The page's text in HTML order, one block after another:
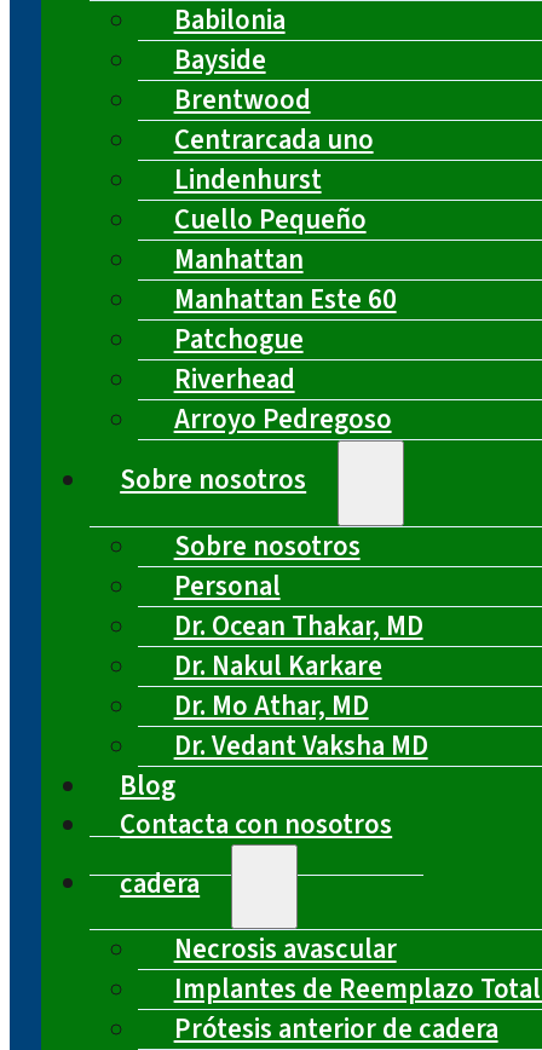
Babilonia
Bayside
Brentwood
Centrarcada uno
Lindenhurst
Cuello Pequeño
Manhattan
Manhattan Este 60
Patchogue
Riverhead
Arroyo Pedregoso
Sobre nosotros
Sobre nosotros
Personal
Dr. Ocean Thakar, MD
Dr. Nakul Karkare
Dr. Mo Athar, MD
Dr. Vedant Vaksha MD
Blog
Contacta con nosotros
cadera
Necrosis avascular
Implantes de Reemplazo
Prótesis anterior de cadera